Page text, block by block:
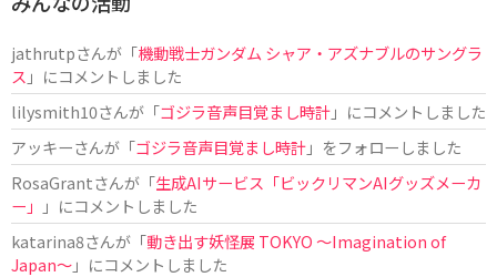
jathrutpさんが「機動戦士ガンダム シャア・アズナブルのサングラ
ス 」にコメントしました
lilysmith10さんが「ゴジラ音声目覚まし時計」にコメントしました
アッキーさんが「ゴジラ音声目覚まし時計」をフォローしました
RosaGrantさんが「生成AIサービス「ビックリマンAIグッズメーカ
ー」
」にコメントしました
katarina8さんが「動き出す妖怪展 TOKYO 〜Imagination of
Japan〜」にコメントしました